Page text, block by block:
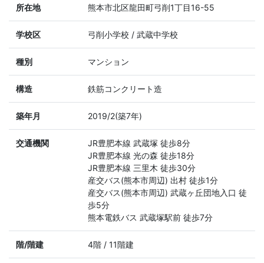
所在地 熊本市北区龍田町弓削1丁目16-55
学校区 弓削小学校 / 武蔵中学校
種別 マンション
構造 鉄筋コンクリート造
築年月 2019/2(築7年)
交通機関
JR豊肥本線 武蔵塚 徒歩8分
JR豊肥本線 光の森 徒歩18分
JR豊肥本線 三里木 徒歩30分
産交バス(熊本市周辺) 出村 徒歩1分
産交バス(熊本市周辺) 武蔵ヶ丘団地入口 徒
歩5分
熊本電鉄バス 武蔵塚駅前 徒歩7分
階/階建 4階 / 11階建